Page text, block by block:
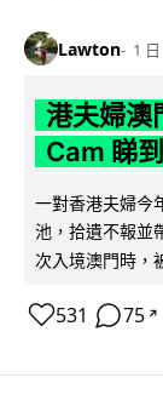
Lawton 1 日
港夫婦澳
Cam 睇
一對香港夫婦今
池，拾遺不報並
次入境澳門時，
531 75 ↗